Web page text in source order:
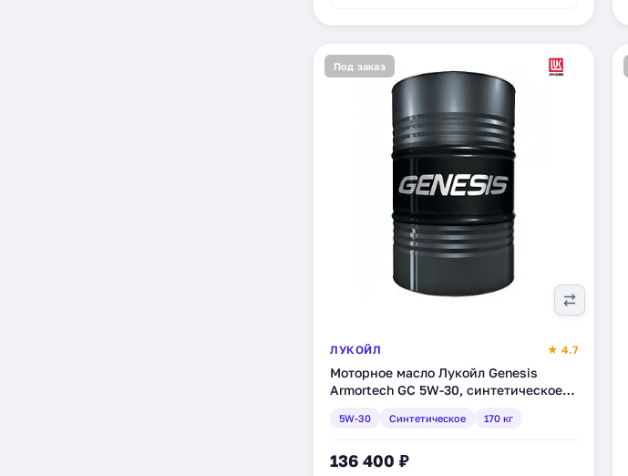
Под заказ
ЛУКОЙЛ ★ 4.7
Моторное масло Лукойл Genesis
Armortech GC 5W-30, синтетическое,
5W-30 Синтетическое 170 кг
136 400 ₽